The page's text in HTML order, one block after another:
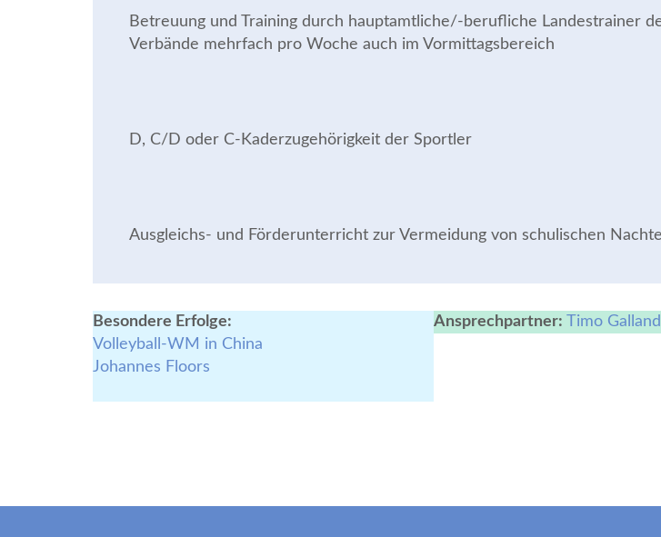
Betreuung und Training durch hauptamtliche/-berufliche Landestrainer
Verbände mehrfach pro Woche auch im Vormittagsbereich
D, C/D oder C-Kaderzugehörigkeit der Sportler
Ausgleichs- und Förderunterricht zur Vermeidung von schulischen
Besondere Erfolge:
Volleyball-WM in China
Johannes Floors
Ansprechpartner: Timo Galland